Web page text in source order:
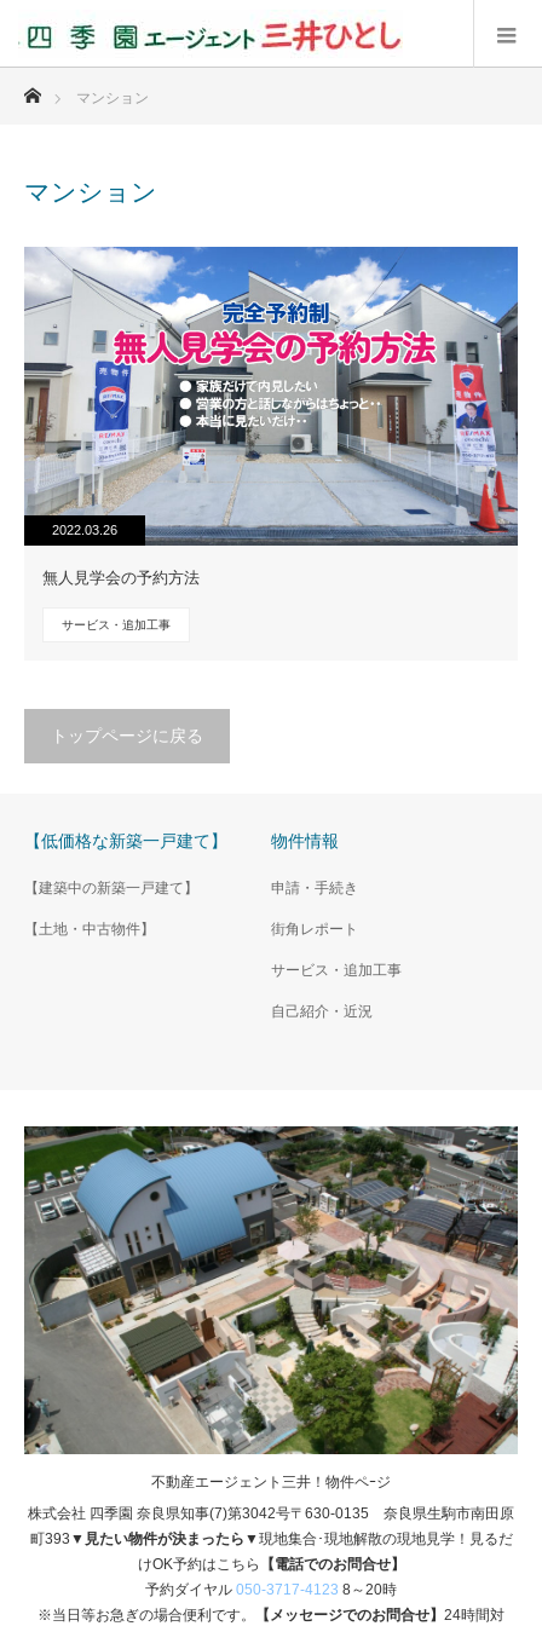
マンション
マンション
2022.03.26
無人見学会の予約方法
サービス・追加工事
トップページに戻る
【低価格な新築一戸建て】
【建築中の新築一戸建て】
【土地・中古物件】
物件情報
申請・手続き
街角レポート
サービス・追加工事
自己紹介・近況
不動産エージェント三井！物件ペｰジ
株式会社 四季園 奈良県知事(7)第3042号〒630-0135 奈良県生駒市南田原
町393 ▼見たい物件が決まったら▼現地集合･現地解散の現地見学！見るだ
けOK予約はこちら
【電話でのお問合せ】
予約ダイヤル 050-3717-4123 8～20時
※当日等お急ぎの場合便利です。
【メッセージでのお問合せ】 24時間対